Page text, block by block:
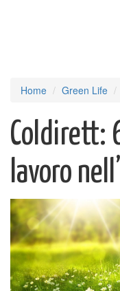
Home Green Life
Coldirett:
lavoro